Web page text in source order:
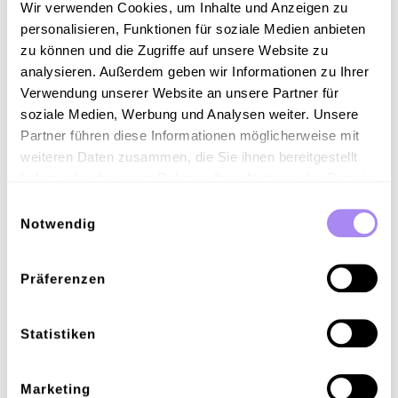
Wir verwenden Cookies, um Inhalte und Anzeigen zu
personalisieren, Funktionen für soziale Medien anbieten
zu können und die Zugriffe auf unsere Website zu
analysieren. Außerdem geben wir Informationen zu Ihrer
Verwendung unserer Website an unsere Partner für
soziale Medien, Werbung und Analysen weiter. Unsere
Partner führen diese Informationen möglicherweise mit
weiteren Daten zusammen, die Sie ihnen bereitgestellt
Notwendig
Präferenzen
Statistiken
Marketing
Keine Artikel
gefunden.
Es gibt keine Artikel, die Ihren aktuellen Filtern